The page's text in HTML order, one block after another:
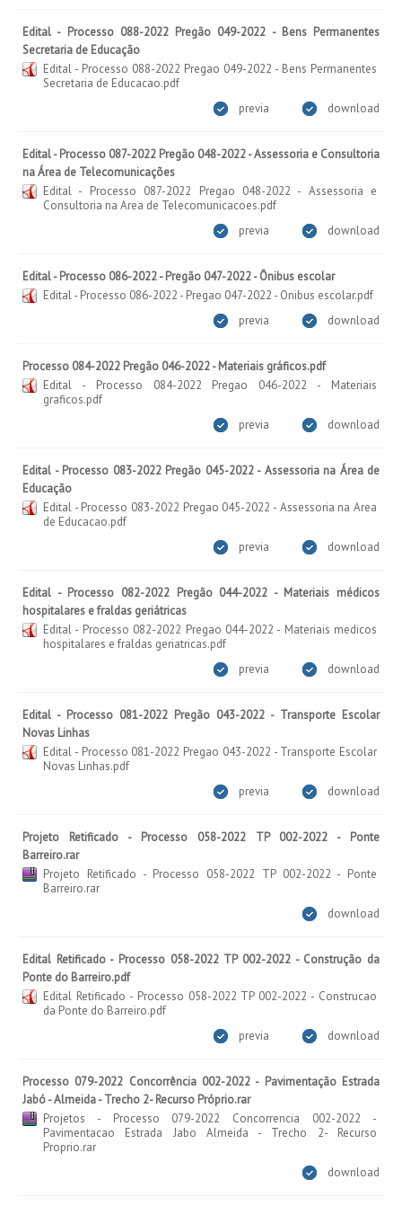
Edital - Processo 088-2022 Pregão 049-2022 - Bens Permanentes
Secretaria de Educação
Edital - Processo 088-2022 Pregao 049-2022 - Bens Permanentes
Secretaria de Educacao.pdf
download
previa
Edital - Processo 087-2022 Pregão 048-2022 - Assessoria e Consultoria
na Área de Telecomunicações
Edital - Processo 087-2022 Pregao 048-2022 - Assessoria e
Consultoria na Area de Telecomunicacoes.pdf
download
previa
Edital - Processo 086-2022 - Pregão 047-2022 - Ônibus escolar
Edital - Processo 086-2022 - Pregao 047-2022 - Onibus escolar.pdf
download
previa
Processo 084-2022 Pregão 046-2022 - Materiais gráficos.pdf
Edital - Processo 084-2022 Pregao 046-2022 - Materiais
graficos.pdf
download
previa
Edital - Processo 083-2022 Pregão 045-2022 - Assessoria na Área de
Educação
Edital - Processo 083-2022 Pregao 045-2022 - Assessoria na Area
de Educacao.pdf
download
previa
Edital - Processo 082-2022 Pregão 044-2022 - Materiais médicos
hospitalares e fraldas geriátricas
Edital - Processo 082-2022 Pregao 044-2022 - Materiais medicos
hospitalares e fraldas geriatricas.pdf
download
previa
Edital - Processo 081-2022 Pregão 043-2022 - Transporte Escolar
Novas Linhas
Edital - Processo 081-2022 Pregao 043-2022 - Transporte Escolar
Novas Linhas.pdf
download
previa
Projeto Retificado - Processo 058-2022 TP 002-2022 - Ponte
Barreiro.rar
Projeto Retificado - Processo 058-2022 TP 002-2022 - Ponte
Barreiro.rar
download
Edital Retificado - Processo 058-2022 TP 002-2022 - Construção da
Ponte do Barreiro.pdf
Edital Retificado - Processo 058-2022 TP 002-2022 - Construcao
da Ponte do Barreiro.pdf
download
previa
Processo 079-2022 Concorrência 002-2022 - Pavimentação Estrada
Jabó - Almeida - Trecho 2- Recurso Próprio.rar
Projetos - Processo 079-2022 Concorrencia 002-2022 -
Pavimentacao Estrada Jabo Almeida - Trecho 2- Recurso
Proprio.rar
download